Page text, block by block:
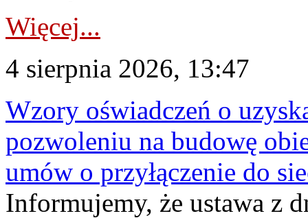
Więcej...
4 sierpnia 2026, 13:47
Wzory oświadczeń o
pozwoleniu na budowę
umów o przyłączenie do
Informujemy, że ustawa z